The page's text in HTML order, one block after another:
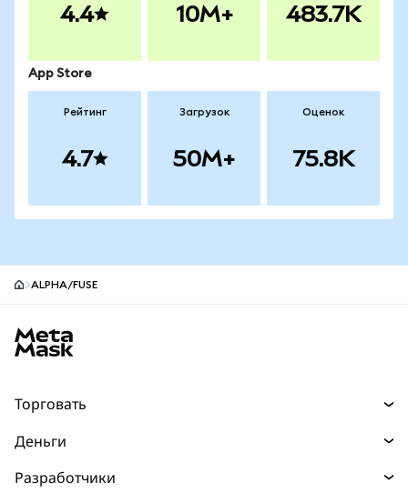
4.4 10M+ 483.7K
App Store
Рейтинг
4.7
Загрузок
50M+
Оценок
75.8K
ALPHA/FUSE
Торговать
Прогнозы
Деньги
Разработчики